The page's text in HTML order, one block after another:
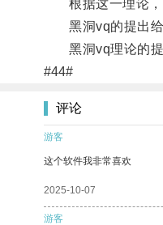
根据这一理论，
黑洞vq的提出给
黑洞vq理论的提
#44#
评论
游客
这个软件我非常喜欢
2025-10-07
游客